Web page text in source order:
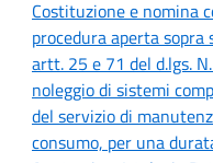
Costituzione e nomina
procedura aperta
artt. 25 e 71 del d.lgs.
noleggio di sistemi
del servizio di
consumo, per una